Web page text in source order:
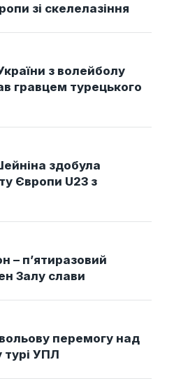
зі скелелазіння
з волейболу
гравцем турецького
здобула
Європи U23 з
– п’ятиразовий
Залу слави
перемогу над
турі УПЛ